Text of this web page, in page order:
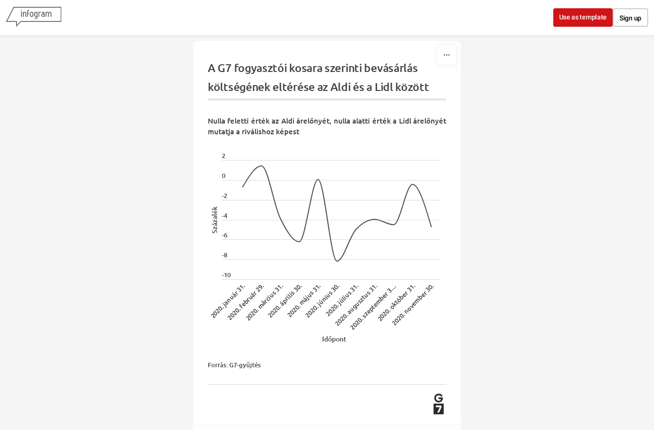
Use as template Sign up
A G7 fogyasztói kosara szerinti bevásárlás
költségének eltérése az Aldi és a Lidl között
Nulla feletti érték az Aldi árelőnyét, nulla alatti érték a Lidl árelőnyét
mutatja a riválishoz képest
-10
-8
-6
-4
-2
0
2
2020. január 31.
2020. február 29.
2020. március 31.2020. április 30.2020. május 31.2020. június 30.2020. július 31.
2020. augusztus 31.
2020. szeptember 3…
2020. október 31.
2020. november 30.
Százalék
Időpont
Forrás: G7-gyűjtés